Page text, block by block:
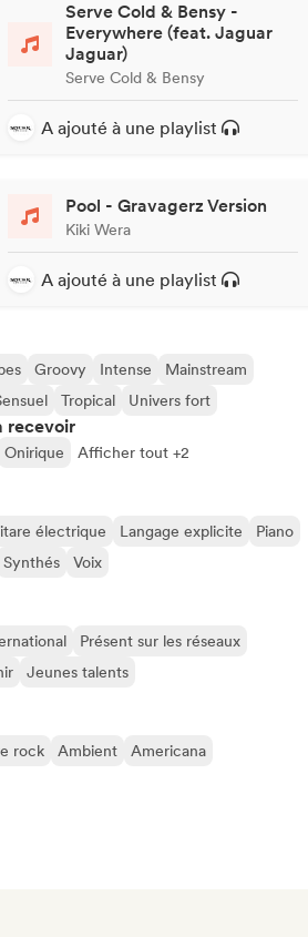
Serve Cold & Bensy -
Everywhere (feat. Jaguar
Jaguar)
Serve Cold & Bensy
A ajouté à une playlist
Pool - Gravagerz Version
Kiki Wera
A ajouté à une playlist
Groovy Intense
Mainstream
Tropical Univers fort
recevoir
Onirique Afficher tout +2
électrique Langage explicite
Piano
Synthés Voix
Présent sur les réseaux
Jeunes talents
rock Ambient
Americana